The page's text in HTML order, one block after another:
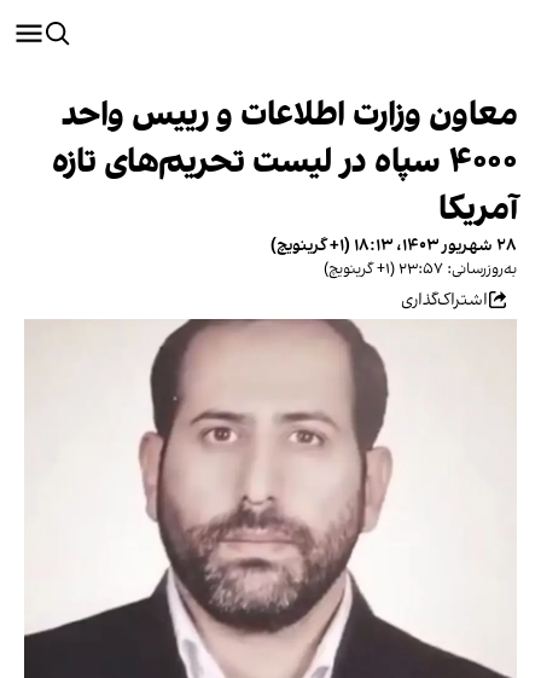
معاون وزارت اطلاعات و رییس واحد
۴۰۰۰ سپاه در لیست تحریم‌های تازه
آمریکا
۲۸ شهریور ۱۴۰۳، ۱۸:۱۳ (‎+۱ گرینویچ)
به‌روزرسانی: ۲۳:۵۷ (‎+۱ گرینویچ)
اشتراک‌گذاری